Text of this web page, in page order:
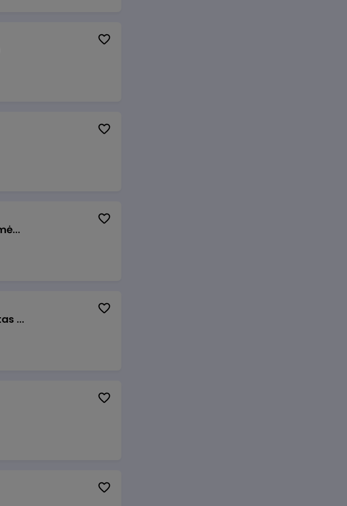
Užsakymų komplektuotojas (-a) Pieno ir mėsos sandėlyje
Veiklos užtikrinimo ir atitikties vyr. ekspertas (-ė) (Vilnius, LT)